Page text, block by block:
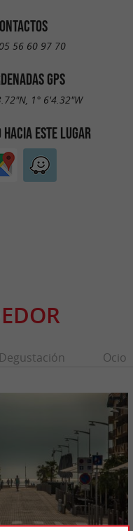
05 56 60 97 70
GPS
1° 6'4.32"W
ESTE LUGAR
Degustación Ocio